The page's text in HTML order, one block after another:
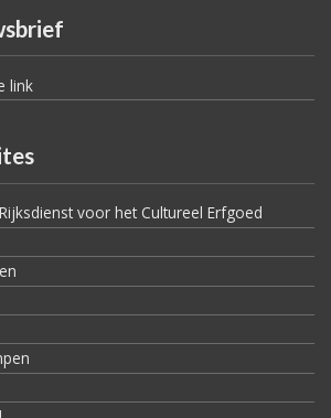
link
voor het Cultureel Erfgoed